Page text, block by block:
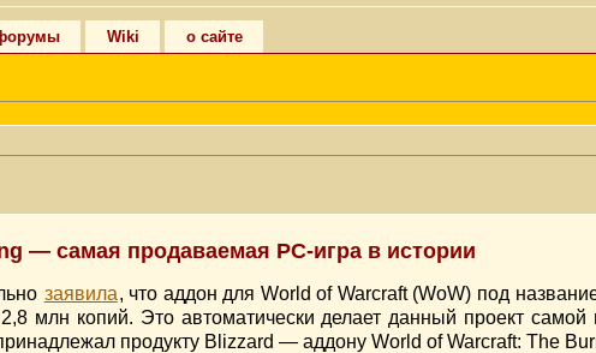
Wiki о сайте
— самая продаваемая PC-игра в истории
заявила, что аддон для World of Warcraft (WoW) под
млн копий. Это автоматически делает данный проект
продукту Blizzard — аддону World of Warcraft: The